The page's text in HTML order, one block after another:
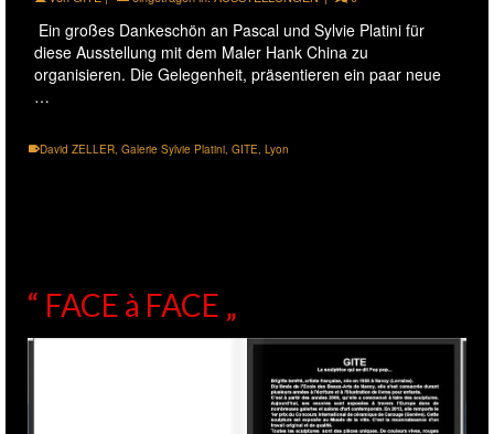
Ein großes Dankeschön an Pascal und Sylvie Platini für
diese Ausstellung mit dem Maler Hank China zu
organisieren. Die Gelegenheit, präsentieren ein paar neue
…
David ZELLER, Galerie Sylvie Platini, GITE, Lyon
“ FACE à FACE „